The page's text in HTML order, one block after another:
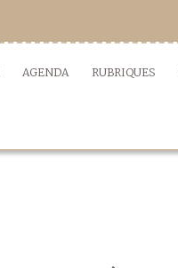
AGENDA RUBRIQUES